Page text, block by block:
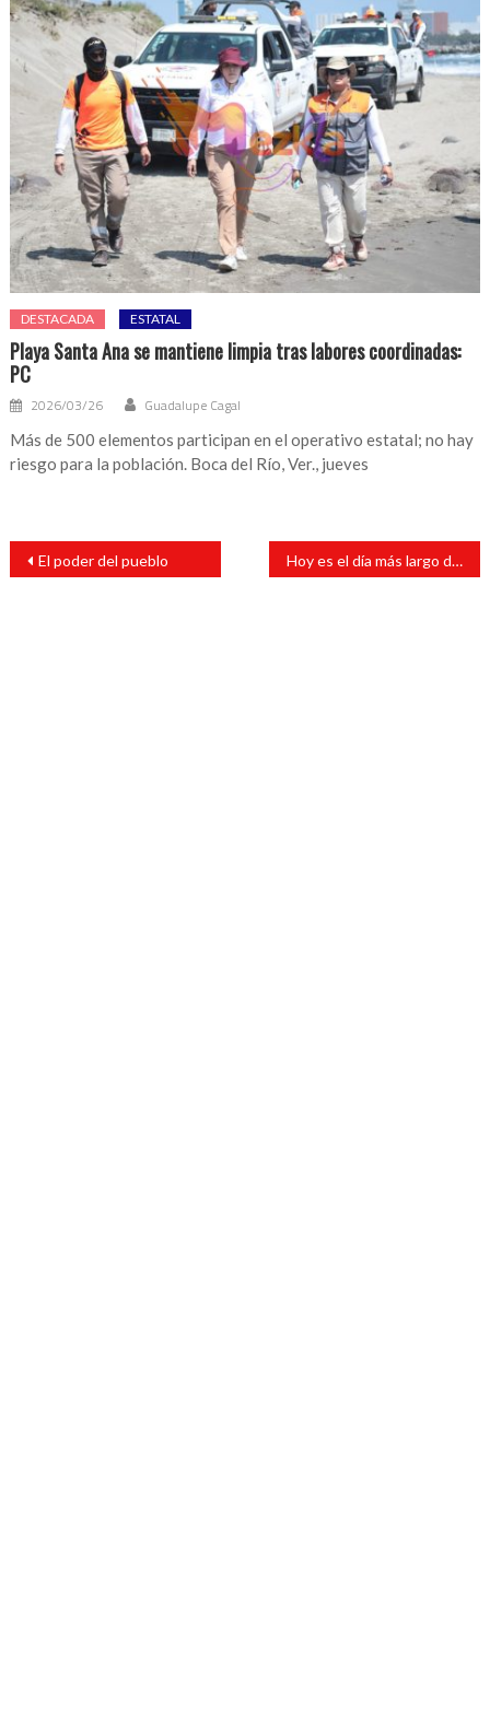
DESTACADA ESTATAL
Playa Santa Ana se mantiene limpia tras labores coordinadas:
PC
2026/03/26 Guadalupe Cagal
Más de 500 elementos participan en el operativo estatal; no hay
riesgo para la población. Boca del Río, Ver., jueves
Navegación
entradas
El poder del pueblo Hoy es el día más largo del año